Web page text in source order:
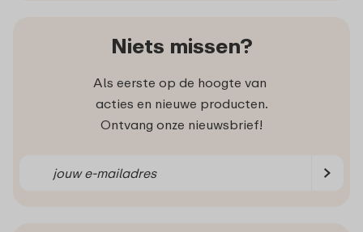
Niets missen?
Als eerste op de hoogte van
acties en nieuwe producten.
Ontvang onze nieuwsbrief!